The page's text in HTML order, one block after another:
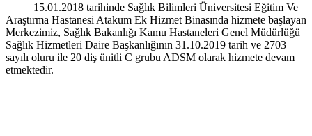
15.01.2018 tarihinde Sağlık Bilimleri Üniversitesi Eğitim Ve
Araştırma Hastanesi Atakum Ek Hizmet Binasında hizmete başlayan
Merkezimiz, Sağlık Bakanlığı Kamu Hastaneleri Genel Müdürlüğü
Sağlık Hizmetleri Daire Başkanlığının 31.10.2019 tarih ve 2703
sayılı oluru ile 20 diş ünitli C grubu ADSM olarak hizmete devam
etmektedir.